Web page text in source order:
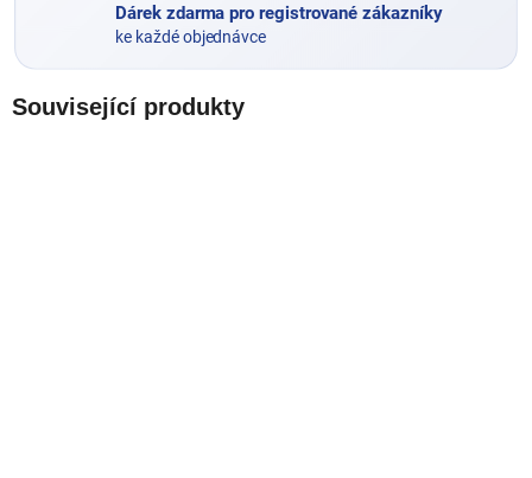
Dárek zdarma pro registrované zákazníky
ke každé objednávce
Související produkty